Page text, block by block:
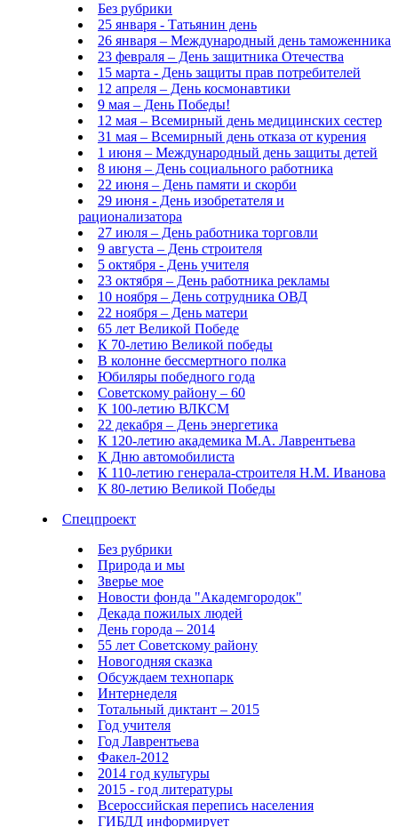
Без рубрики
25 января - Татьянин день
26 января – Международный день таможенника
23 февраля – День защитника Отечества
15 марта - День защиты прав потребителей
12 апреля – День космонавтики
9 мая – День Победы!
12 мая – Всемирный день медицинских сестер
31 мая – Всемирный день отказа от курения
1 июня – Международный день защиты детей
8 июня – День социального работника
22 июня – День памяти и скорби
29 июня - День изобретателя и
рационализатора
27 июля – День работника торговли
9 августа – День строителя
5 октября - День учителя
23 октября – День работника рекламы
10 ноября – День сотрудника ОВД
22 ноября – День матери
65 лет Великой Победе
К 70-летию Великой победы
В колонне бессмертного полка
Юбиляры победного года
Советскому району – 60
К 100-летию ВЛКСМ
22 декабря – День энергетика
К 120-летию академика М.А. Лаврентьева
К Дню автомобилиста
К 110-летию генерала-строителя Н.М. Иванова
К 80-летию Великой Победы
Спецпроект
Без рубрики
Природа и мы
Зверье мое
Новости фонда "Академгородок"
Декада пожилых людей
День города – 2014
55 лет Советскому району
Новогодняя сказка
Обсуждаем технопарк
Интернеделя
Тотальный диктант – 2015
Год учителя
Год Лаврентьева
Факел-2012
2014 год культуры
2015 - год литературы
Всероссийская перепись населения
ГИБДД информирует